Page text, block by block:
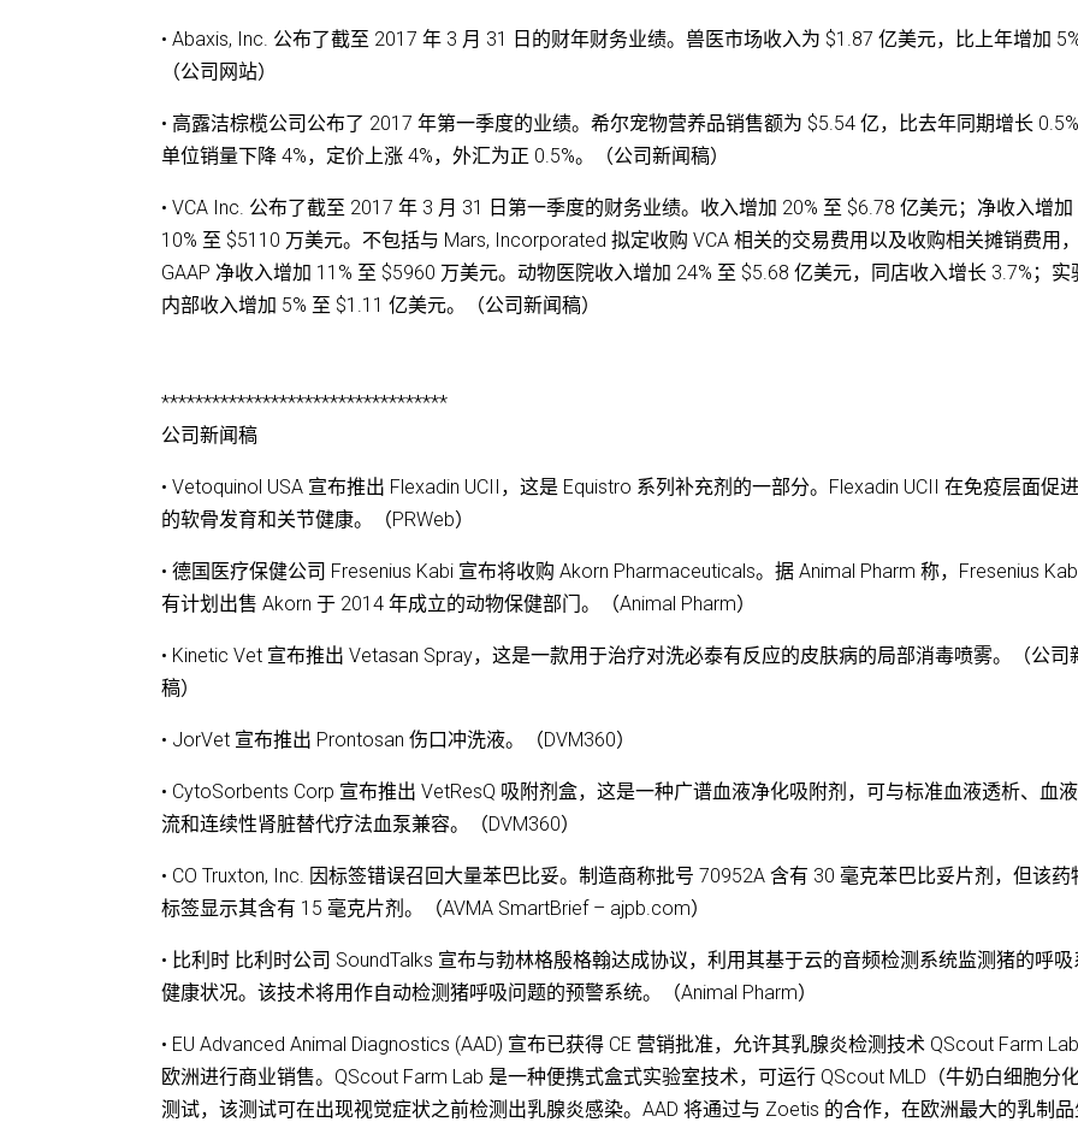
• Abaxis, Inc. 公布了截至 2017 年 3 月 31 日的财年财务业绩。兽医市场收入为 $1.87 亿美元，比上年增加 5%
（公司网站）
• 高露洁棕榄公司公布了 2017 年第一季度的业绩。希尔宠物营养品销售额为 $5.54 亿，比去年同期增长 0.5%
单位销量下降 4%，定价上涨 4%，外汇为正 0.5%。（公司新闻稿）
• VCA Inc. 公布了截至 2017 年 3 月 31 日第一季度的财务业绩。收入增加 20% 至 $6.78 亿美元；净收入增加
10% 至 $5110 万美元。不包括与 Mars, Incorporated 拟定收购 VCA 相关的交易费用以及收购相关摊销费用
GAAP 净收入增加 11% 至 $5960 万美元。动物医院收入增加 24% 至 $5.68 亿美元，同店收入增长 3.7%；实
内部收入增加 5% 至 $1.11 亿美元。（公司新闻稿）
**********************************
公司新闻稿
• Vetoquinol USA 宣布推出 Flexadin UCII，这是 Equistro 系列补充剂的一部分。Flexadin UCII 在免疫层面促
的软骨发育和关节健康。（PRWeb）
• 德国医疗保健公司 Fresenius Kabi 宣布将收购 Akorn Pharmaceuticals。据 Animal Pharm 称，Fresenius
有计划出售 Akorn 于 2014 年成立的动物保健部门。（Animal Pharm）
• Kinetic Vet 宣布推出 Vetasan Spray，这是一款用于治疗对洗必泰有反应的皮肤病的局部消毒喷雾。（公司
稿）
• JorVet 宣布推出 Prontosan 伤口冲洗液。（DVM360）
• CytoSorbents Corp 宣布推出 VetResQ 吸附剂盒，这是一种广谱血液净化吸附剂，可与标准血液透析、血
流和连续性肾脏替代疗法血泵兼容。（DVM360）
• CO Truxton, Inc. 因标签错误召回大量苯巴比妥。制造商称批号 70952A 含有 30 毫克苯巴比妥片剂，但该药
标签显示其含有 15 毫克片剂。（AVMA SmartBrief – ajpb.com）
• 比利时 比利时公司 SoundTalks 宣布与勃林格殷格翰达成协议，利用其基于云的音频检测系统监测猪的呼吸
健康状况。该技术将用作自动检测猪呼吸问题的预警系统。（Animal Pharm）
• EU Advanced Animal Diagnostics (AAD) 宣布已获得 CE 营销批准，允许其乳腺炎检测技术 QScout Farm
欧洲进行商业销售。QScout Farm Lab 是一种便携式盒式实验室技术，可运行 QScout MLD（牛奶白细胞分化
测试，该测试可在出现视觉症状之前检测出乳腺炎感染。AAD 将通过与 Zoetis 的合作，在欧洲最大的乳制品